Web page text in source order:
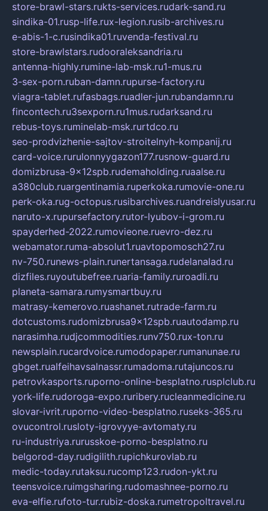
store-brawl-stars.rukts-services.rudark-sand.ru
sindika-01.rusp-life.rux-legion.rusib-archives.ru
e-abis-1-c.rusindika01.ruvenda-festival.ru
store-brawlstars.rudooraleksandria.ru
antenna-highly.rumine-lab-msk.ru1-mus.ru
3-sex-porn.ruban-damn.rupurse-factory.ru
viagra-tablet.rufasbags.ruadler-jun.rubandamn.ru
fincontech.ru3sexporn.ru1mus.rudarksand.ru
rebus-toys.ruminelab-msk.rurtdco.ru
seo-prodvizhenie-sajtov-stroitelnyh-kompanij.ru
card-voice.rurulonnyygazon177.rusnow-guard.ru
domizbrusa-9x12spb.rudemaholding.ruaalse.ru
a380club.ruargentinamia.ruperkoka.rumovie-one.ru
perk-oka.rug-octopus.rusibarchives.ruandreislyusar.ru
naruto-x.rupursefactory.rutor-lyubov-i-grom.ru
spayderhed-2022.rumovieone.ruevro-dez.ru
webamator.ruma-absolut1.ruavtopomosch27.ru
nv-750.runews-plain.runertansaga.rudelanalad.ru
dizfiles.ruyoutubefree.ruaria-family.ruroadli.ru
planeta-samara.rumysmartbuy.ru
matrasy-kemerovo.ruashanet.rutrade-farm.ru
dotcustoms.rudomizbrusa9x12spb.ruautodamp.ru
narasimha.rudjcommodities.runv750.rux-ton.ru
newsplain.rucardvoice.rumodopaper.rumanunae.ru
gbget.rualfeihavsalnassr.rumadoma.rutajuncos.ru
petrovkasports.ruporno-online-besplatno.rusplclub.ru
york-life.rudoroga-expo.ruribery.rucleanmedicine.ru
slovar-ivrit.ruporno-video-besplatno.ruseks-365.ru
ovucontrol.rusloty-igrovyye-avtomaty.ru
ru-industriya.rurusskoe-porno-besplatno.ru
belgorod-day.rudigilith.rupichkurovlab.ru
medic-today.rutaksu.rucomp123.rudon-ykt.ru
teensvoice.ruimgsharing.rudomashnee-porno.ru
eva-elfie.rufoto-tur.rubiz-doska.rumetropoltravel.ru